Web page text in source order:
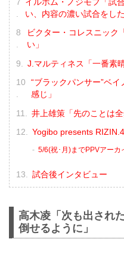
い、内容の濃い試合をした
ビクター・コレスニック
い」
J.マルティネス「一番素
“ブラックパンサー”ベ
感じ」
井上雄策「先のことは全
Yogibo presents
5/6(祝･月)までPPVアーカ
試合後インタビュー
高木凌「次も出され
倒せるように」